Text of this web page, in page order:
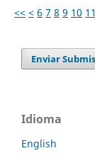
<< < 6 7 8 9 10 11
Enviar
Idioma
English